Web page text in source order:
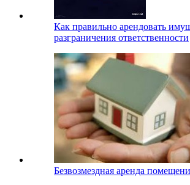
Как правильно арендовать
разграничения ответственности
Безвозмездная аренда